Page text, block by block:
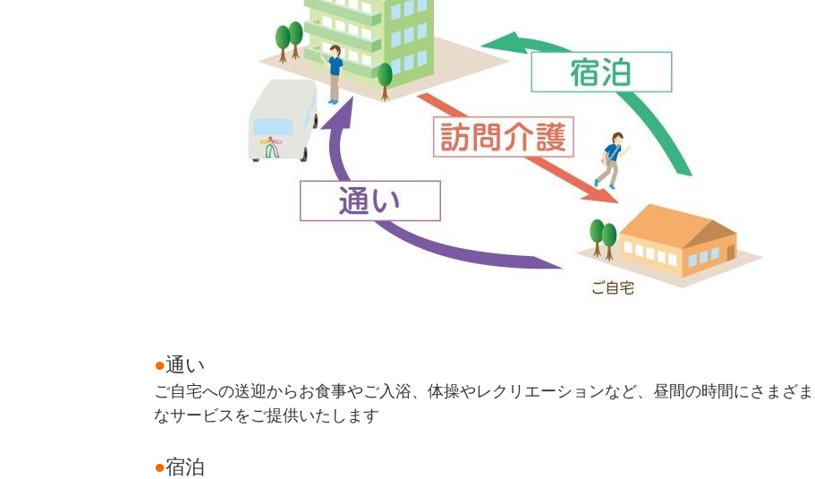
●通い
ご自宅への送迎からお食事やご入浴、体操やレクリエーションなど、昼間の時間にさまざま
なサービスをご提供いたします
●宿泊